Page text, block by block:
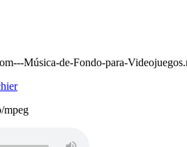
Música-de-Fondo-para-
mpeg